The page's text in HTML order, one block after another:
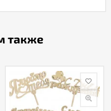
также